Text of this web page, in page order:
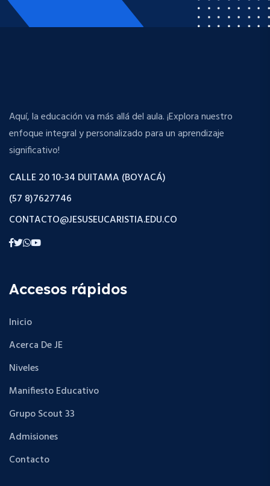
Aquí, la educación va más allá del aula. ¡Explora nuestro
enfoque integral y personalizado para un aprendizaje
significativo!
CALLE 20 10-34 DUITAMA (BOYACÁ)
(57 8)7627746
CONTACTO@JESUSEUCARISTIA.EDU.CO
Accesos rápidos
Inicio
Acerca De JE
Niveles
Manifiesto Educativo
Grupo Scout 33
Admisiones
Contacto